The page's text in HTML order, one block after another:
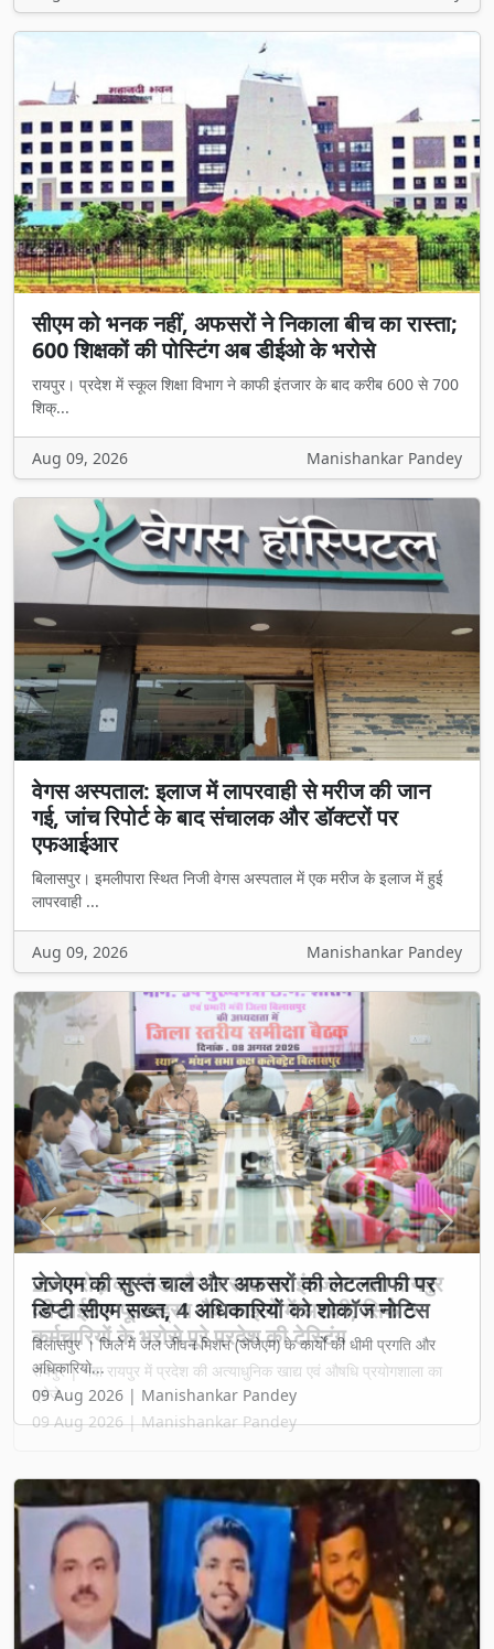
सीएम को भनक नहीं, अफसरों ने निकाला बीच का रास्ता;
600 शिक्षकों की पोस्टिंग अब डीईओ के भरोसे
रायपुर। प्रदेश में स्कूल शिक्षा विभाग ने काफी इंतजार के बाद करीब 600 से 700
शिक्...
Aug 09, 2026 Manishankar Pandey
वेगस अस्पताल: इलाज में लापरवाही से मरीज की जान
गई, जांच रिपोर्ट के बाद संचालक और डॉक्टरों पर
एफआईआर
बिलासपुर। इमलीपारा स्थित निजी वेगस अस्पताल में एक मरीज के इलाज में हुई
लापरवाही ...
Aug 09, 2026 Manishankar Pandey
25 करोड़ का फंड और 3 साल का इंतजार: नवा रायपुर
की हाईटेक फूड-ड्रग लैब फाइलों में अटकी, सिर्फ 5
कर्मचारियों के भरोसे पूरे प्रदेश की टेस्टिंग
रायपुर | नवा रायपुर में प्रदेश की अत्याधुनिक खाद्य एवं औषधि प्रयोगशाला का
प्रोजे...
09 Aug 2026 | Manishankar Pandey
Previous Next